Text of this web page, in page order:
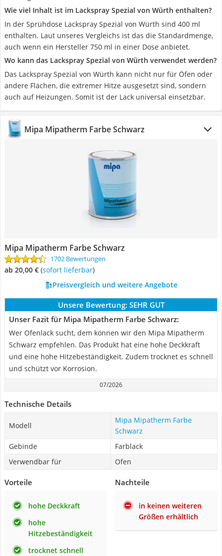
Wie viel Inhalt ist im Lackspray Spezial von Würth enthalten?
In der Sprühdose Lackspray Spezial von Würth sind 400 ml
enthalten. Laut unseres Vergleichs ist das die Standardmenge,
auch wenn ein Hersteller 750 ml in einer Dose anbietet.
Wo kann das Lackspray Spezial von Würth verwendet werden?
Das Lackspray Spezial von Würth kann nicht nur für Öfen oder
andere Flächen, die extremer Hitze ausgesetzt sind, sondern
auch auf Heizungen. Somit ist der Lack universal einsetzbar.
Mipa Mipatherm Farbe Schwarz
Mipa Mipatherm Farbe Schwarz
1702 Bewertungen
ab 20,00 € ( Sofort lieferbar)
Preisvergleich und weitere Angebote
Unsere Bewertung: SEHR GUT
Unser Fazit für Mipa Mipatherm Farbe Schwarz:
Wer Ofenlack sucht, dem können wir den Mipa Mipatherm
Schwarz empfehlen. Das Produkt hat eine hohe Deckkraft
und eine hohe Hitzebeständigkeit. Zudem trocknet es schnell
und schützt vor Korrosion.
07/2026
Technische Details
Modell
Mipa Mipatherm Farbe
Schwarz
Gebinde
Farblack
Verwendbar für
Ofen
Vorteile
hohe Deckkraft
hohe
Hitzebeständigkeit
trocknet schnell
Nachteile
in keinen weiteren
Größen erhältlich